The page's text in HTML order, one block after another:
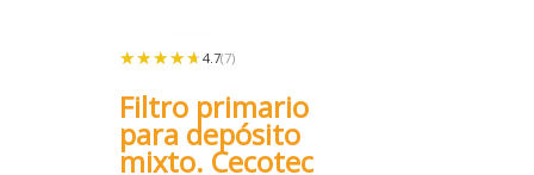
★★★★★
★★★★★ 4.7(7)
Filtro primario
para depósito
mixto. Cecotec